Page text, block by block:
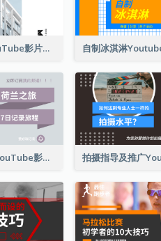
蓝白建筑峰会YouTube影片缩图
背包客旅游记录YouTube影片缩图